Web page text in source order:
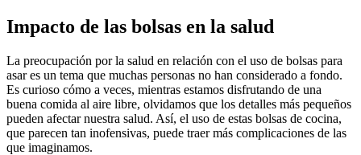
Impacto de las bolsas⁣ en la salud
La preocupación por la salud en relación con el uso de bolsas para
asar es un tema que muchas personas no han considerado⁤ a fondo.
Es curioso cómo‍ a veces,⁢ mientras estamos disfrutando de ⁤una
buena comida al aire libre, olvidamos que los ⁤detalles ⁤más pequeños
pueden afectar⁢ nuestra salud. Así, el uso de estas bolsas de cocina,
‍que parecen‌ tan inofensivas,⁣ puede traer más‍ complicaciones de las
que imaginamos.